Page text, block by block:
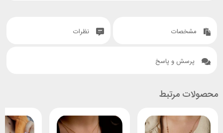
مشخصات نظرات
پرسش و پاسخ
محصولات مرتبط